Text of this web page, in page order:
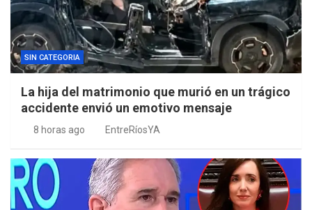
SIN CATEGORIA
La hija del matrimonio que murió en un trágico
accidente envió un emotivo mensaje
8 horas ago EntreRíosYA